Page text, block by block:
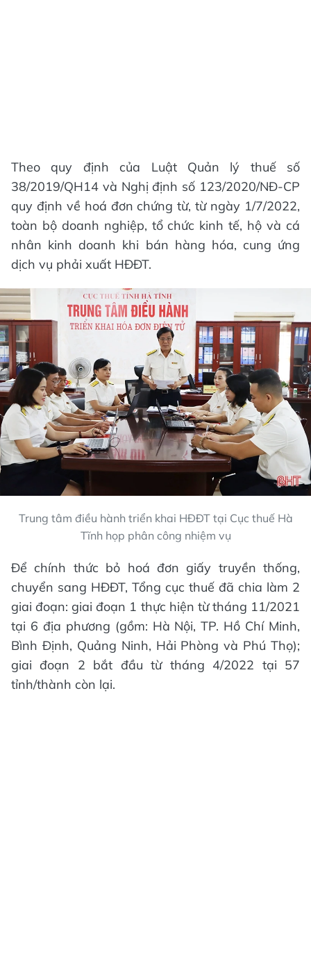
Theo quy định của Luật Quản lý thuế số
38/2019/QH14 và Nghị định số 123/2020/NĐ-CP
quy định về hoá đơn chứng từ, từ ngày 1/7/2022,
toàn bộ doanh nghiệp, tổ chức kinh tế, hộ và cá
nhân kinh doanh khi bán hàng hóa, cung ứng
dịch vụ phải xuất HĐĐT.
Trung tâm điều hành triển khai HĐĐT tại Cục thuế Hà
Tĩnh họp phân công nhiệm vụ
Để chính thức bỏ hoá đơn giấy truyền thống,
chuyển sang HĐĐT, Tổng cục thuế đã chia làm 2
giai đoạn: giai đoạn 1 thực hiện từ tháng 11/2021
tại 6 địa phương (gồm: Hà Nội, TP. Hồ Chí Minh,
Bình Định, Quảng Ninh, Hải Phòng và Phú Thọ);
giai đoạn 2 bắt đầu từ tháng 4/2022 tại 57
tỉnh/thành còn lại.